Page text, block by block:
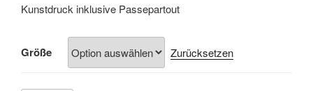
Kunstdruck inklusive Passepartout
Größe Zurücksetzen